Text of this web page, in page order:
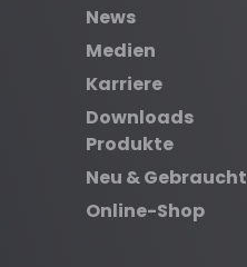
News
Medien
Karriere
Downloads
Produkte
Neu & Gebraucht
Online-Shop